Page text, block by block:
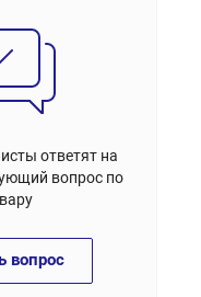
ответят на
вопрос по
вопрос